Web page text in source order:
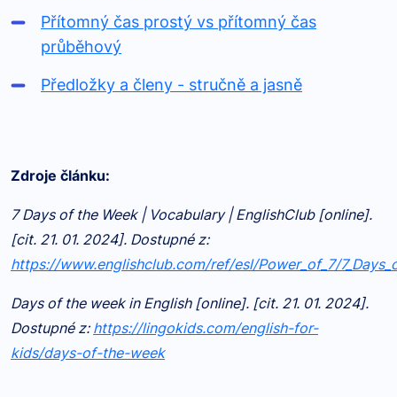
Přítomný čas prostý vs přítomný čas
průběhový
Předložky a členy - stručně a jasně
Zdroje článku:
7 Days of the Week | Vocabulary | EnglishClub [online].
[cit. 21. 01. 2024]. Dostupné z:
https://www.englishclub.com/ref/esl/Power_of_7/
Days of the week in English [online]. [cit. 21. 01. 2024].
Dostupné z: https://lingokids.com/english-for-
kids/days-of-the-week